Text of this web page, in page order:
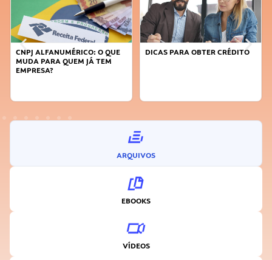
DICAS PARA OBTER CRÉDITO
FAÇA A DIFERENÇA: SEJA
ARQUIVOS
EBOOKS
VÍDEOS